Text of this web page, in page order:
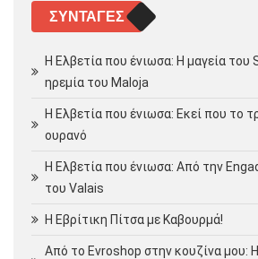
ΣΥΝΤΑΓΈΣ
Η Ελβετία που ένιωσα: Η μαγεία του
ηρεμία του Maloja
Η Ελβετία που ένιωσα: Εκεί που το
ουρανό
Η Ελβετία που ένιωσα: Από την
του Valais
Η Εβρίτικη Πίτσα με Καβουρμά!
Από το Evroshop στην κουζίνα μου: